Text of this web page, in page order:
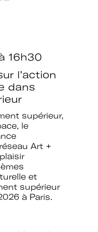
16h30
l’action
dans
supérieur,
le
Art +
et
supérieur
à Paris.